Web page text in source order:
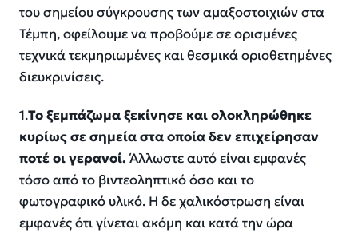
του σημείου σύγκρουσης των αμαξοστοιχιών στα
Τέμπη, οφείλουμε να προβούμε σε ορισμένες
τεχνικά τεκμηριωμένες και θεσμικά οριοθετημένες
διευκρινίσεις.
1.Το ξεμπάζωμα ξεκίνησε και ολοκληρώθηκε
κυρίως σε σημεία στα οποία δεν επιχείρησαν
ποτέ οι γερανοί. Άλλωστε αυτό είναι εμφανές
τόσο από το βιντεοληπτικό όσο και το
φωτογραφικό υλικό. Η δε χαλικόστρωση είναι
εμφανές ότι γίνεται ακόμη και κατά την ώρα